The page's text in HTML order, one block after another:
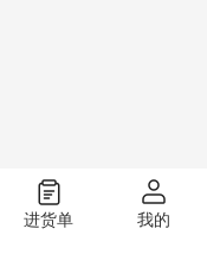
进货单 我的